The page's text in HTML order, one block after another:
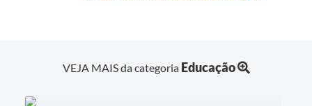
VEJA MAIS da categoria Educação